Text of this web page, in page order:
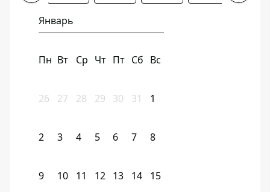
Январь
Пн Вт Ср Чт Пт Сб Вс
26 27 28 29 30 31 1
2 3 4 5 6 7 8
9 10 11 12 13 14 15